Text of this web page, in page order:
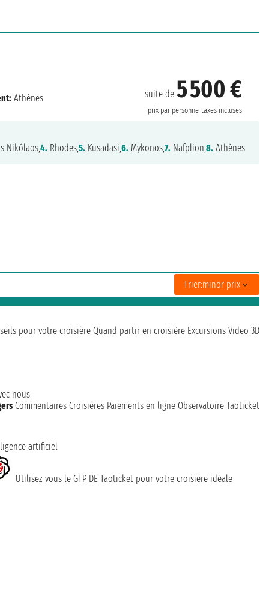
suite de 5 500 €
prix par personne taxes incluses
Athènes
Nikólaos,4. Rhodes,5. Kusadasi, 6. Mykonos,7. Nafplion, 8. Athènes
Trier:minor prix
pour votre croisière Quand partir en croisière Excursions Video 3D
nous
Commentaires Croisières Paiements en ligne Observatoire Taoticket
artificiel
Utilisez vous le GTP DE Taoticket pour votre croisière idéale